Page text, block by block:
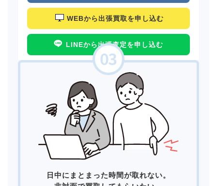
WEBから出張買取を申し込む
LINEから出張査定を申し込む
日中にまとまった時間が取れない。